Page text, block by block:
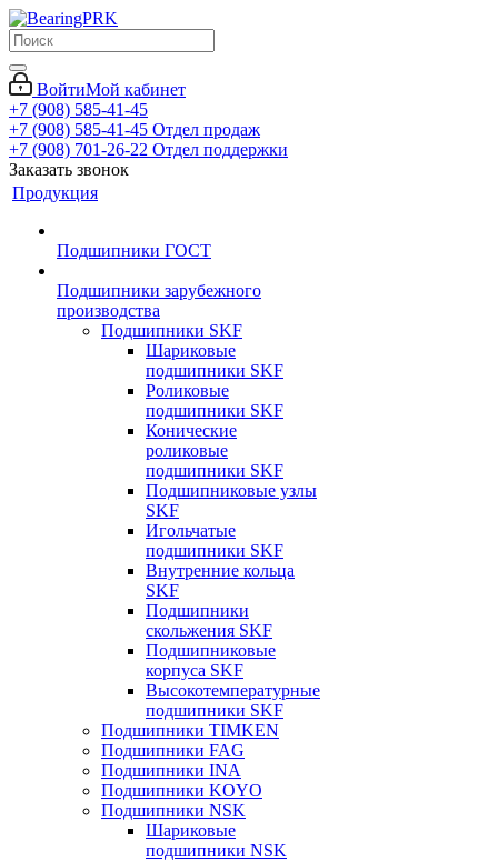
ВойтиМой кабинет
+7 (908) 585-41-45
+7 (908) 585-41-45 Отдел продаж
+7 (908) 701-26-22 Отдел поддержки
Заказать звонок
Продукция
Подшипники ГОСТ
Подшипники зарубежного
производства
Подшипники SKF
Шариковые
подшипники SKF
Роликовые
подшипники SKF
Конические
роликовые
подшипники SKF
Подшипниковые узлы
SKF
Игольчатые
подшипники SKF
Внутренние кольца
SKF
Подшипники
скольжения SKF
Подшипниковые
корпуса SKF
Высокотемпературные
подшипники SKF
Подшипники TIMKEN
Подшипники FAG
Подшипники INA
Подшипники KOYO
Подшипники NSK
Шариковые
подшипники NSK